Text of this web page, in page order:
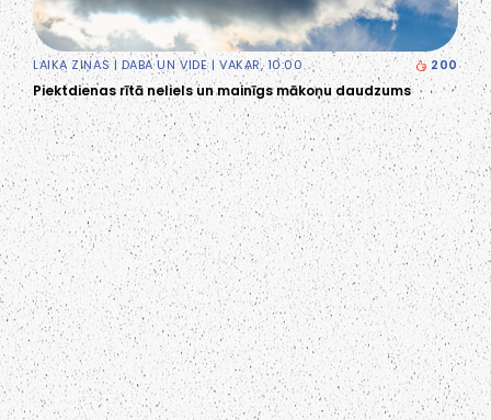
LAIKA ZIŅAS|DABA UN VIDE| VAKAR, 10:00 200
Piektdienas rītā neliels un mainīgs mākoņu daudzums